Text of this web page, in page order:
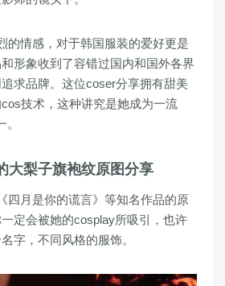
的情感，对于韩国服装的爱好更是
形象收到了容错过国内和国外各界
求品牌。这位coser分享拥有甜美
技术，这种讲究是她成为一流
大梨子旗袍纹原图分享
四月是你的谎言》等知名作品的原
定会被她的cosplay所吸引，也许
字，不同风格的服饰。